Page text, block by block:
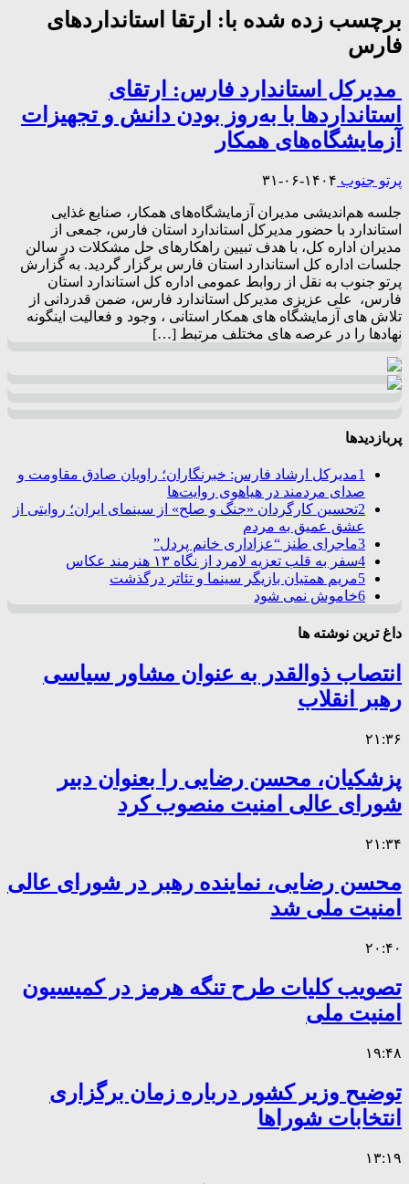
برچسب زده شده با: ارتقا استانداردهای
فارس
مدیرکل استاندارد فارس: ارتقای
استانداردها با به‌روز بودن دانش و تجهیزات
آزمایشگاه‌های همکار
پرتو جنوب ۱۴۰۴-۰۶-۳۱
جلسه هم‌اندیشی مدیران آزمایشگاه‌های همکار، صنایع غذایی
استاندارد با حضور مدیرکل استاندارد استان فارس، جمعی از
مدیران اداره کل، با هدف تبیین راهکارهای حل مشکلات در سالن
جلسات اداره‌ کل استاندارد استان فارس برگزار گردید. به گزارش
پرتو جنوب به نقل از روابط عمومی اداره‌ کل استاندارد استان
فارس، علی عزیزی مدیرکل استاندارد فارس، ضمن قدردانی از
تلاش های آزمایشگاه های همکار استانی ، وجود و فعالیت اینگونه
نهادها را در عرصه های مختلف مرتبط […]
پربازدیدها
1مدیرکل ارشاد فارس: خبرنگاران؛ راویان صادق مقاومت و
صدای مردمند در هیاهوی روایت‌ها
2تحسین کارگردان «جنگ و صلح» از سینمای ایران؛ روایتی از
عشق عمیق به مردم
3ماجرای طنز “عزاداری خانم پردل”
4سفر به قلب تعزیه لامرد از نگاه ۱۳ هنرمند عکاس
5مریم همتیان بازیگر سینما و تئاتر درگذشت
6خاموش نمی شود
داغ ترین نوشته ها
انتصاب ذوالقدر به عنوان مشاور سیاسی
رهبر انقلاب
۲۱:۳۶
پزشکیان، محسن رضایی را بعنوان دبیر
شورای عالی امنیت منصوب کرد
۲۱:۳۴
محسن رضایی، نماینده رهبر در شورای عالی
امنیت ملی شد
۲۰:۴۰
تصویب کلیات طرح تنگه هرمز در کمیسیون
امنیت ملی
۱۹:۴۸
توضیح وزیر کشور درباره زمان برگزاری
انتخابات شوراها
۱۳:۱۹